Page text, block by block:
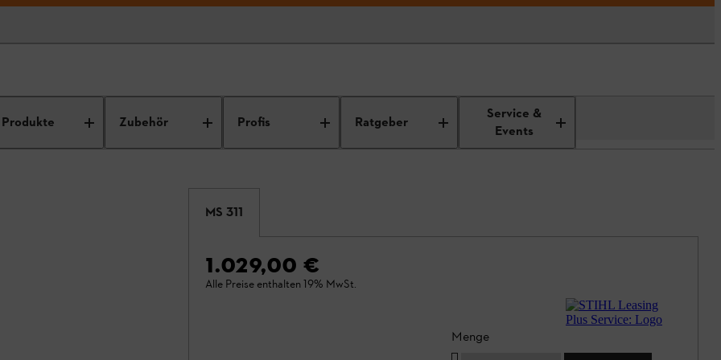
Produkte Zubehör Profis Ratgeber
Service &
Events
MS 311
1.029,00 €
Alle Preise enthalten 19% MwSt.
Menge